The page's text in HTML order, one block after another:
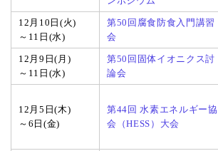
12月10日(火)
～11日(水)
第50回腐食防食入門講習
会
12月9日(月)
～11日(水)
第50回固体イオニクス討
論会
12月5日(木)
～6日(金)
第44回 水素エネルギー協
会（HESS）大会